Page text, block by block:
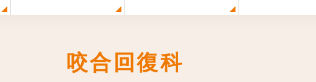
咬合回復科